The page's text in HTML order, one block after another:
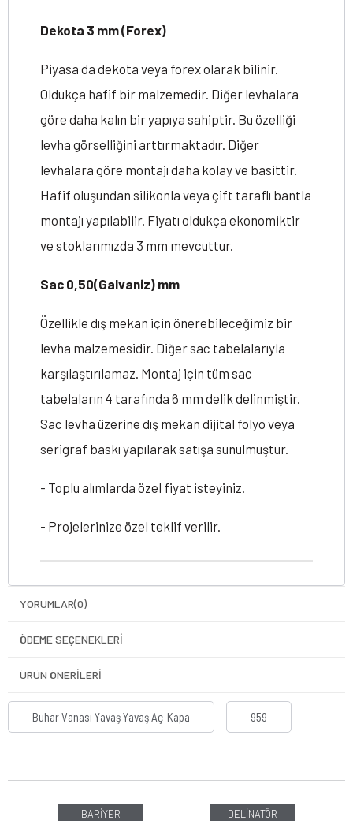
Dekota 3 mm (Forex)
Piyasa da dekota veya forex olarak bilinir.
Oldukça hafif bir malzemedir. Diğer levhalara
göre daha kalın bir yapıya sahiptir. Bu özelliği
levha görselliğini arttırmaktadır. Diğer
levhalara göre montajı daha kolay ve basittir.
Hafif oluşundan silikonla veya çift taraflı bantla
montajı yapılabilir. Fiyatı oldukça ekonomiktir
ve stoklarımızda 3 mm mevcuttur.
Sac 0,50(Galvaniz) mm
Özellikle dış mekan için önerebileceğimiz bir
levha malzemesidir. Diğer sac tabelalarıyla
karşılaştırılamaz. Montaj için tüm sac
tabelaların 4 tarafında 6 mm delik delinmiştir.
Sac levha üzerine dış mekan dijital folyo veya
serigraf baskı yapılarak satışa sunulmuştur.
- Toplu alımlarda özel fiyat isteyiniz.
- Projelerinize özel teklif verilir.
YORUMLAR(0)
ÖDEME SEÇENEKLERI
ÜRÜN ÖNERILERI
Buhar Vanası Yavaş Yavaş Aç-Kapa 959
BARİYER DELİNATÖR